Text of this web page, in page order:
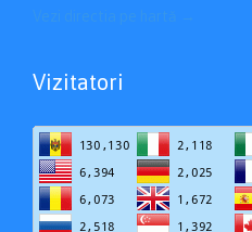
Vizitatori